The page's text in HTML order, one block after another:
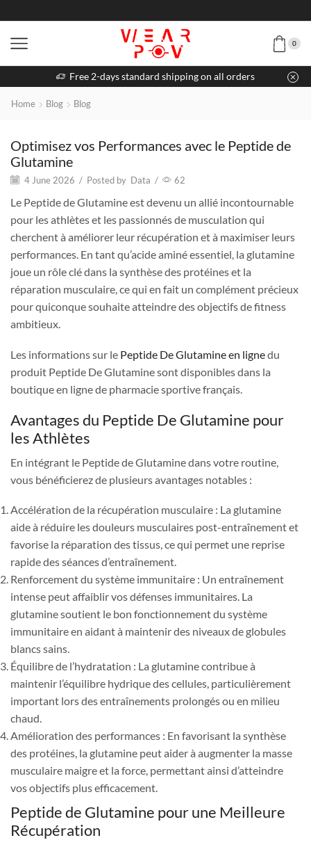
0
Free 2-days standard shipping on all orders
Home Blog Blog
Optimisez vos Performances avec le Peptide de
Glutamine
4 June 2026 / Posted by Data / 62
Le Peptide de Glutamine est devenu un allié incontournable
pour les athlètes et les passionnés de musculation qui
cherchent à améliorer leur récupération et à maximiser leurs
performances. En tant qu’acide aminé essentiel, la glutamine
joue un rôle clé dans la synthèse des protéines et la
réparation musculaire, ce qui en fait un complément précieux
pour quiconque souhaite atteindre des objectifs de fitness
ambitieux.
Les informations sur le Peptide De Glutamine en lignedu
produit Peptide De Glutamine sont disponibles dans la
boutique en ligne de pharmacie sportive français.
Avantages du Peptide De Glutamine pour
les Athlètes
En intégrant le Peptide de Glutamine dans votre routine,
vous bénéficierez de plusieurs avantages notables :
Accélération de la récupération musculaire : La glutamine
aide à réduire les douleurs musculaires post-entraînement et
favorise la réparation des tissus, ce qui permet une reprise
rapide des séances d’entraînement.
Renforcement du système immunitaire : Un entraînement
intense peut affaiblir vos défenses immunitaires. La
glutamine soutient le bon fonctionnement du système
immunitaire en aidant à maintenir des niveaux de globules
blancs sains.
Équilibre de l’hydratation : La glutamine contribue à
maintenir l’équilibre hydrique des cellules, particulièrement
important lors des entraînements prolongés ou en milieu
chaud.
Amélioration des performances : En favorisant la synthèse
des protéines, la glutamine peut aider à augmenter la masse
musculaire maigre et la force, permettant ainsi d’atteindre
vos objectifs plus efficacement.
Peptide de Glutamine pour une Meilleure
Récupération